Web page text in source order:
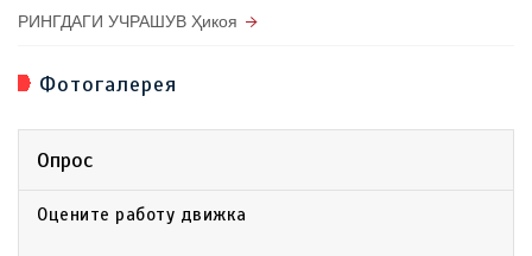
РИНГДАГИ УЧРАШУВ Ҳикоя
Фотогалерея
Опрос
Оцените работу движка